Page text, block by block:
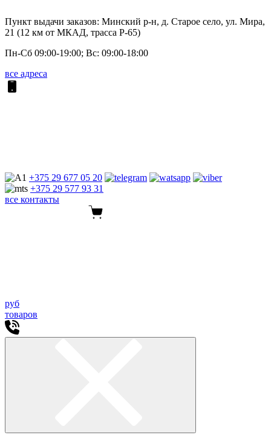
Пункт выдачи заказов: Минский р-н, д. Старое село, ул. Мира,
21 (12 км от МКАД, трасса P-65)
Пн-Сб 09:00-19:00; Вс: 09:00-18:00
все адреса
+375 29 677 05 20
+375 29 577 93 31
все контакты
руб
товаров